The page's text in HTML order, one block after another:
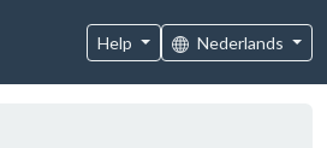
Help Nederlands